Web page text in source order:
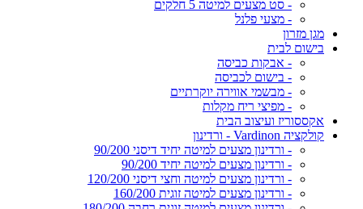
- סט מצעים למיטה 5 חלקים
- מצעי פלנל
מגן מזרון
בישום לבית
- אבקות כביסה
- בישום לכביסה
- מבשמי אווירה יוקרתיים
- מפיצי ריח מקלות
אקססוריז ועיצוב הבית
קולקציה Vardinon - ורדינון
- ורדינון מצעים למיטה יחיד דיסני 90/200
- ורדינון מצעים למיטה יחיד 90/200
- ורדינון מצעים למיטה וחצי דיסני 120/200
- ורדינון מצעים למיטה זוגית 160/200